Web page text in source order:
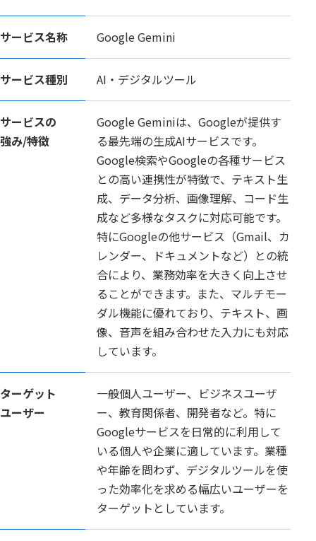
サービス名称 Google Gemini
サービス種別 AI・デジタルツール
サービスの
強み/特徴
Google Geminiは、Googleが提供す
る最先端の生成AIサービスです。
Google検索やGoogleの各種サービス
との高い連携性が特徴で、テキスト生
成、データ分析、画像理解、コード生
成など多様なタスクに対応可能です。
特にGoogleの他サービス（Gmail、カ
レンダー、ドキュメントなど）との統
合により、業務効率を大きく向上させ
ることができます。また、マルチモー
ダル機能に優れており、テキスト、画
像、音声を組み合わせた入力にも対応
しています。
ターゲット
ユーザー
一般個人ユーザー、ビジネスユーザ
ー、教育関係者、開発者など。特に
Googleサービスを日常的に利用して
いる個人や企業に適しています。業種
や年齢を問わず、デジタルツールを使
った効率化を求める幅広いユーザーを
ターゲットとしています。